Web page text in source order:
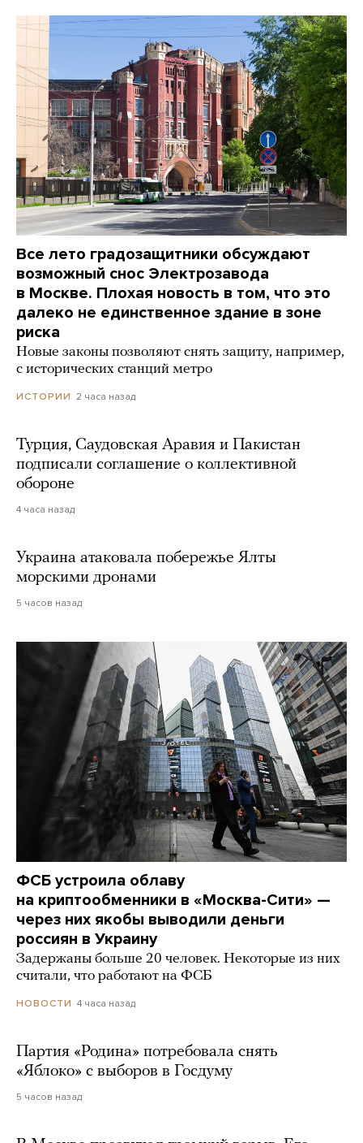
Все лето градозащитники обсуждают
возможный снос Электрозавода
в Москве. Плохая новость в том, что это
далеко не единственное здание в зоне
риска
Новые законы позволяют снять защиту, например,
с исторических станций метро
ИСТОРИИ 2 часа назад
Турция, Саудовская Аравия и Пакистан
подписали соглашение о коллективной
обороне
4 часа назад
Украина атаковала побережье Ялты
морскими дронами
5 часов назад
ФСБ устроила облаву
на криптообменники в «Москва-Сити» —
через них якобы выводили деньги
россиян в Украину
Задержаны больше 20 человек. Некоторые из них
считали, что работают на ФСБ
НОВОСТИ 4 часа назад
Партия «Родина» потребовала снять
«Яблоко» с выборов в Госдуму
5 часов назад